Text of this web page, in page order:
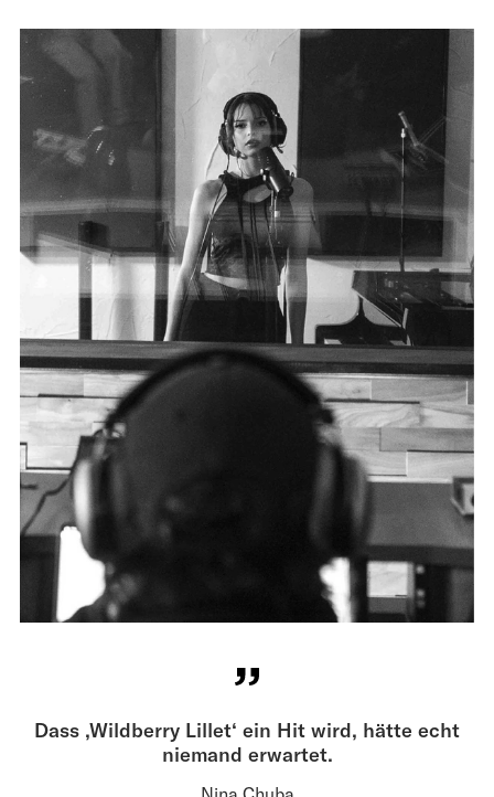
Dass ‚Wildberry Lillet‘ ein Hit wird, hätte echt
niemand erwartet.
Nina Chuba